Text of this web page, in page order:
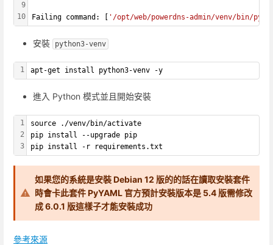
9
10
Failing command: [ '/opt/web/powerdns-admin/venv/bin/
安裝 python3-venv
1 apt-get install python3-venv -y
進入 Python 模式並且開始安裝
1
2
3
source ./venv/bin/activate
pip install --upgrade pip
pip install -r requirements.txt
如果您的系統是安裝 Debian 12 版的的話在讀取安裝套件
時會卡此套件 PyYAML 官方預計安裝版本是 5.4 版需修改
成 6.0.1 版這樣子才能安裝成功
參考來源